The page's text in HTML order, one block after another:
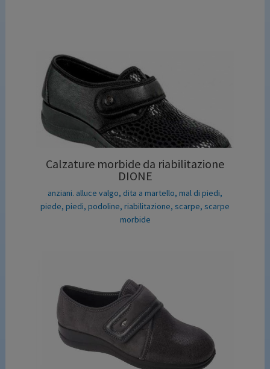
Calzature morbide da riabilitazione
DIONE
anziani. alluce valgo, dita a martello, mal di piedi,
piede, piedi, podoline, riabilitazione, scarpe, scarpe
morbide